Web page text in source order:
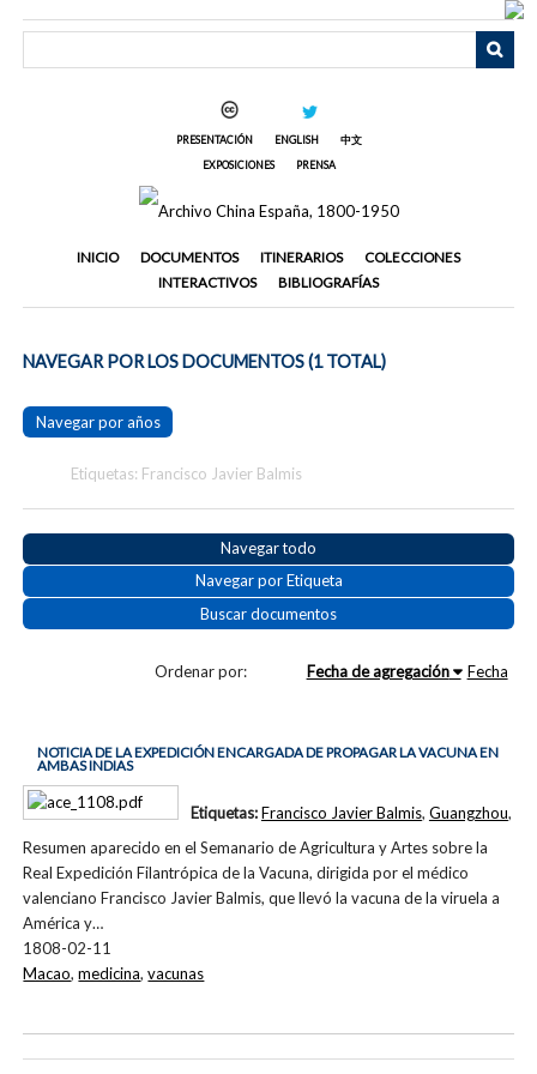
PRESENTACIÓN ENGLISH
中文
EXPOSICIONES
PRENSA
INICIO DOCUMENTOS ITINERARIOS
COLECCIONES
INTERACTIVOS
BIBLIOGRAFÍAS
NAVEGAR POR LOS DOCUMENTOS (1 TOTAL)
Navegar por años
Etiquetas: Francisco Javier Balmis
Navegar todo
Navegar por Etiqueta
Buscar documentos
Ordenar por: Fecha de agregación Fecha
NOTICIA DE LA EXPEDICIÓN ENCARGADA DE PROPAGAR LA VACUNA EN
AMBAS INDIAS
Resumen aparecido en el Semanario de Agricultura y Artes sobre la
Real Expedición Filantrópica de la Vacuna, dirigida por el médico
valenciano Francisco Javier Balmis, que llevó la vacuna de la viruela a
América y…
1808-02-11
Etiquetas:Francisco Javier Balmis, Guangzhou,
Macao,medicina,vacunas